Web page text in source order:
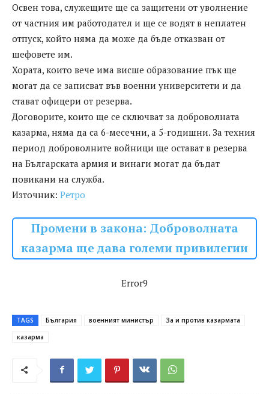
Освен това, служещите ще са защитени от уволнение
от частния им работодател и ще се водят в неплатен
отпуск, който няма да може да бъде отказван от
шефовете им.
Хората, които вече има висше образование пък ще
могат да се записват във военни университети и да
стават офицери от резерва.
Договорите, които ще се сключват за доброволната
казарма, няма да са 6-месечни, а 5-годишни. За техния
период доброволните войници ще остават в резерва
на Българската армия и винаги могат да бъдат
повикани на служба.
Източник: Ретро
Промени в закона: Доброволната
казарма ще дава големи привилегии
Error9
TAGS България военният министър
За и против казармата
казарма